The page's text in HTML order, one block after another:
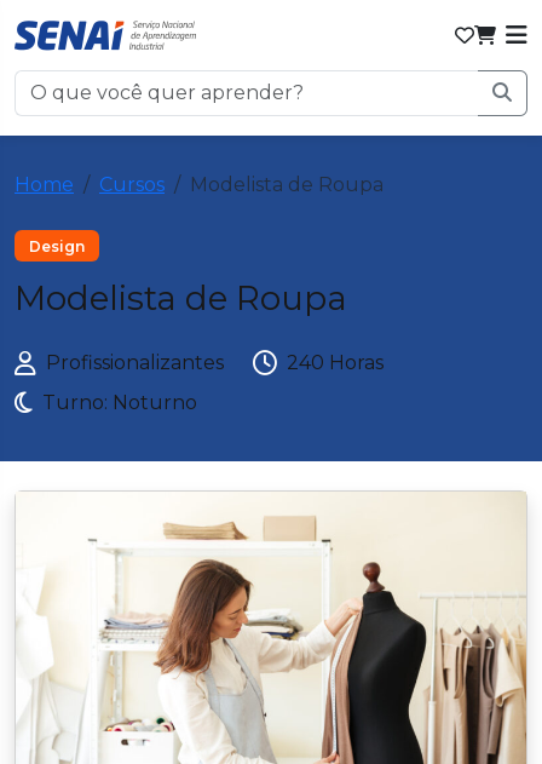
Home Cursos Modelista de Roupa
Design
Modelista de Roupa
Profissionalizantes
240 Horas
Turno: Noturno